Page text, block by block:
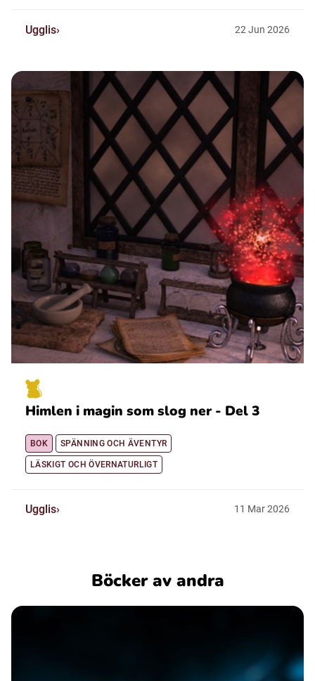
Ugglis 22 Jun 2026
Himlen i magin som slog ner - Del 3
BOK SPÄNNING OCH ÄVENTYR
LÄSKIGT OCH ÖVERNATURLIGT
Ugglis 11 Mar2026
Böcker av andra